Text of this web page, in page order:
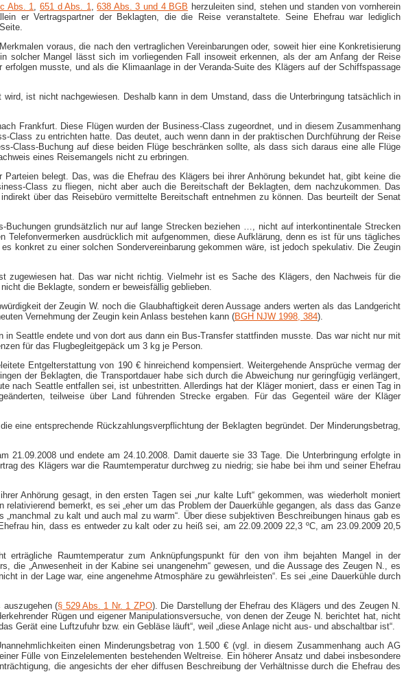
Abs. 1 651 d Abs. 1 ,638 Abs. 3 und 4 BGB herzuleiten sind, stehen und standen von vornherein
er Vertragspartner der Beklagten, die die Reise veranstaltete. Seine Ehefrau war lediglich
voraus, die nach den vertraglichen Vereinbarungen oder, soweit hier eine Konkretisierung
Mangel lässt sich im vorliegenden Fall insoweit erkennen, als der am Anfang der Reise
musste, und als die Klimaanlage in der Veranda-​Suite des Klägers auf der Schiffspassage
ist nicht nachgewiesen. Deshalb kann in dem Umstand, dass die Unterbringung tatsächlich in
Frankfurt. Diese Flügen wurden der Business-​Class zugeordnet, und in diesem Zusammenhang
zu entrichten hatte. Das deutet, auch wenn dann in der praktischen Durchführung der Reise
​Class-​Buchung auf diese beiden Flüge beschränken sollte, als dass sich daraus eine alle Flüge
eines Reisemangels nicht zu erbringen.
belegt. Das, was die Ehefrau des Klägers bei ihrer Anhörung bekundet hat, gibt keine die
​Class zu fliegen, nicht aber auch die Bereitschaft der Beklagten, dem nachzukommen. Das
über das Reisebüro vermittelte Bereitschaft entnehmen zu können. Das beurteilt der Senat
grundsätzlich nur auf lange Strecken beziehen …, nicht auf interkontinentale Strecken
ausdrücklich mit aufgenommen, diese Aufklärung, denn es ist für uns tägliches
konkret zu einer solchen Sondervereinbarung gekommen wäre, ist jedoch spekulativ. Die Zeugin
hat. Das war nicht richtig. Vielmehr ist es Sache des Klägers, den Nachweis für die
die Beklagte, sondern er beweisfällig geblieben.
der Zeugin W. noch die Glaubhaftigkeit deren Aussage anders werten als das Landgericht
Vernehmung der Zeugin kein Anlass bestehen kann (BGH NJW 1998, 384).
Seattle endete und von dort aus dann ein Bus-​Transfer stattfinden musste. Das war nicht nur mit
für das Flugbegleitgepäck um 3 kg je Person.
Entgelterstattung von 190 € hinreichend kompensiert. Weitergehende Ansprüche vermag der
der Beklagten, die Transportdauer habe sich durch die Abweichung nur geringfügig verlängert,
nach Seattle entfallen sei, ist unbestritten. Allerdings hat der Kläger moniert, dass er einen Tag in
teilweise über Land führenden Strecke ergaben. Für das Gegenteil wäre der Kläger
entsprechende Rückzahlungsverpflichtung der Beklagten begründet. Der Minderungsbetrag,
und endete am 24.10.2008. Damit dauerte sie 33 Tage. Die Unterbringung erfolgte in
des Klägers war die Raumtemperatur durchweg zu niedrig; sie habe bei ihm und seiner Ehefrau
Anhörung gesagt, in den ersten Tagen sei „nur kalte Luft“ gekommen, was wiederholt moniert
bemerkt, es sei „eher um das Problem der Dauerkühle gegangen, als dass das Ganze
zu kalt und auch mal zu warm“. Über diese subjektiven Beschreibungen hinaus gab es
hin, dass es entweder zu kalt oder zu heiß sei, am 22.09.2009 22,3 ºC, am 23.09.2009 20,5
Raumtemperatur zum Anknüpfungspunkt für den von ihm bejahten Mangel in der
„Anwesenheit in der Kabine sei unangenehm“ gewesen, und die Aussage des Zeugen N., es
in der Lage war, eine angenehme Atmosphäre zu gewährleisten“. Es sei „eine Dauerkühle durch
auszugehen (§ 529 Abs. 1 Nr. 1 ZPO). Die Darstellung der Ehefrau des Klägers und des Zeugen N.
Rügen und eigener Manipulationsversuche, von denen der Zeuge N. berichtet hat, nicht
Gerät eine Luftzufuhr bzw. ein Gebläse läuft“, weil „diese Anlage nicht aus- und abschaltbar ist“.
einen Minderungsbetrag von 1.500 € (vgl. in diesem Zusammenhang auch AG
Fülle von Einzelelementen bestehenden Weltreise. Ein höherer Ansatz und dabei insbesondere
die angesichts der eher diffusen Beschreibung der Verhältnisse durch die Ehefrau des